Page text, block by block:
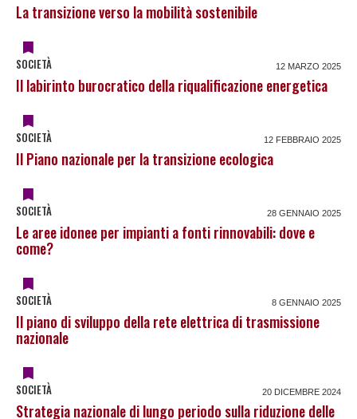
La transizione verso la mobilità sostenibile
SOCIETÀ 12 MARZO 2025
Il labirinto burocratico della riqualificazione energetica
SOCIETÀ 12 FEBBRAIO 2025
Il Piano nazionale per la transizione ecologica
SOCIETÀ 28 GENNAIO 2025
Le aree idonee per impianti a fonti rinnovabili: dove e
come?
SOCIETÀ 8 GENNAIO 2025
Il piano di sviluppo della rete elettrica di trasmissione
nazionale
SOCIETÀ 20 DICEMBRE 2024
Strategia nazionale di lungo periodo sulla riduzione delle